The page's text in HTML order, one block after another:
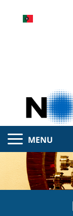
MENU